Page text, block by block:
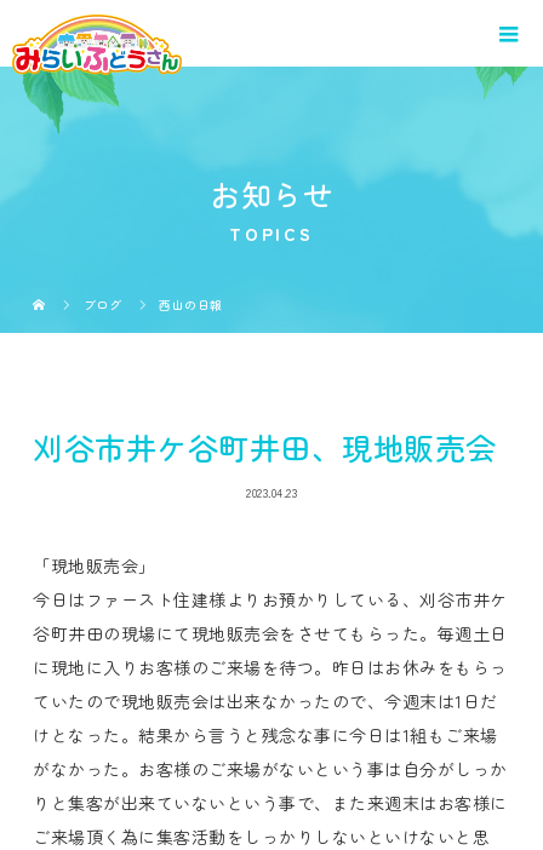
お知らせ
TOPICS
ブログ 西山の日報
刈谷市井ケ谷町井田、現地販売会
2023.04.23
「現地販売会」
今日はファースト住建様よりお預かりしている、刈谷市井ケ
谷町井田の現場にて現地販売会をさせてもらった。毎週土日
に現地に入りお客様のご来場を待つ。昨日はお休みをもらっ
ていたので現地販売会は出来なかったので、今週末は1日だ
けとなった。結果から言うと残念な事に今日は1組もご来場
がなかった。お客様のご来場がないという事は自分がしっか
りと集客が出来ていないという事で、また来週末はお客様に
ご来場頂く為に集客活動をしっかりしないといけないと思